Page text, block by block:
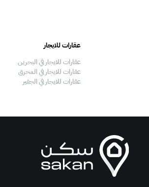
عقارات للايجار
عقارات للايجار في البحرين
عقارات للايجار في المحرق
عقارات للايجار في الجفير